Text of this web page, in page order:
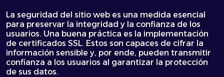
La seguridad del sitio web es una medida esencial
para preservar la integridad y la confianza de los
usuarios. Una buena práctica es la implementación
de certificados SSL. Estos son capaces de cifrar la
información sensible y, por ende, pueden transmitir
confianza a los usuarios al garantizar la protección
de sus datos.